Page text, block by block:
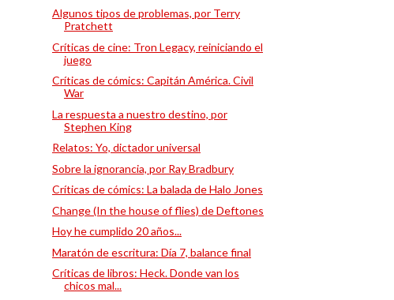
Algunos tipos de problemas, por Terry
Pratchett
Críticas de cine: Tron Legacy, reiniciando el
juego
Críticas de cómics: Capitán América. Civil
War
La respuesta a nuestro destino, por
Stephen King
Relatos: Yo, dictador universal
Sobre la ignorancia, por Ray Bradbury
Críticas de cómics: La balada de Halo Jones
Change (In the house of flies) de Deftones
Hoy he cumplido 20 años...
Maratón de escritura: Día 7, balance final
Críticas de libros: Heck. Donde van los
chicos mal...